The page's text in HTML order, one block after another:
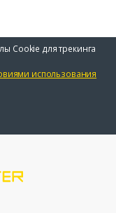
Cookie для трекинга
использования